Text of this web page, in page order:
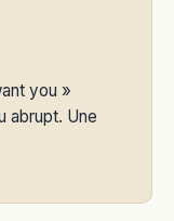
you »
abrupt. Une